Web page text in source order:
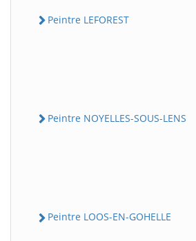
Peintre LEFOREST
Peintre NOYELLES-SOUS-LENS
Peintre LOOS-EN-GOHELLE